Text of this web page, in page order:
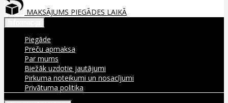
MAKSĀJUMS PIEGĀDES LAIKĀ
Piegāde
Preču apmaksa
Par mums
Biežāk uzdotie jautājumi
Pirkuma noteikumi un nosacījumi
Privātuma politika